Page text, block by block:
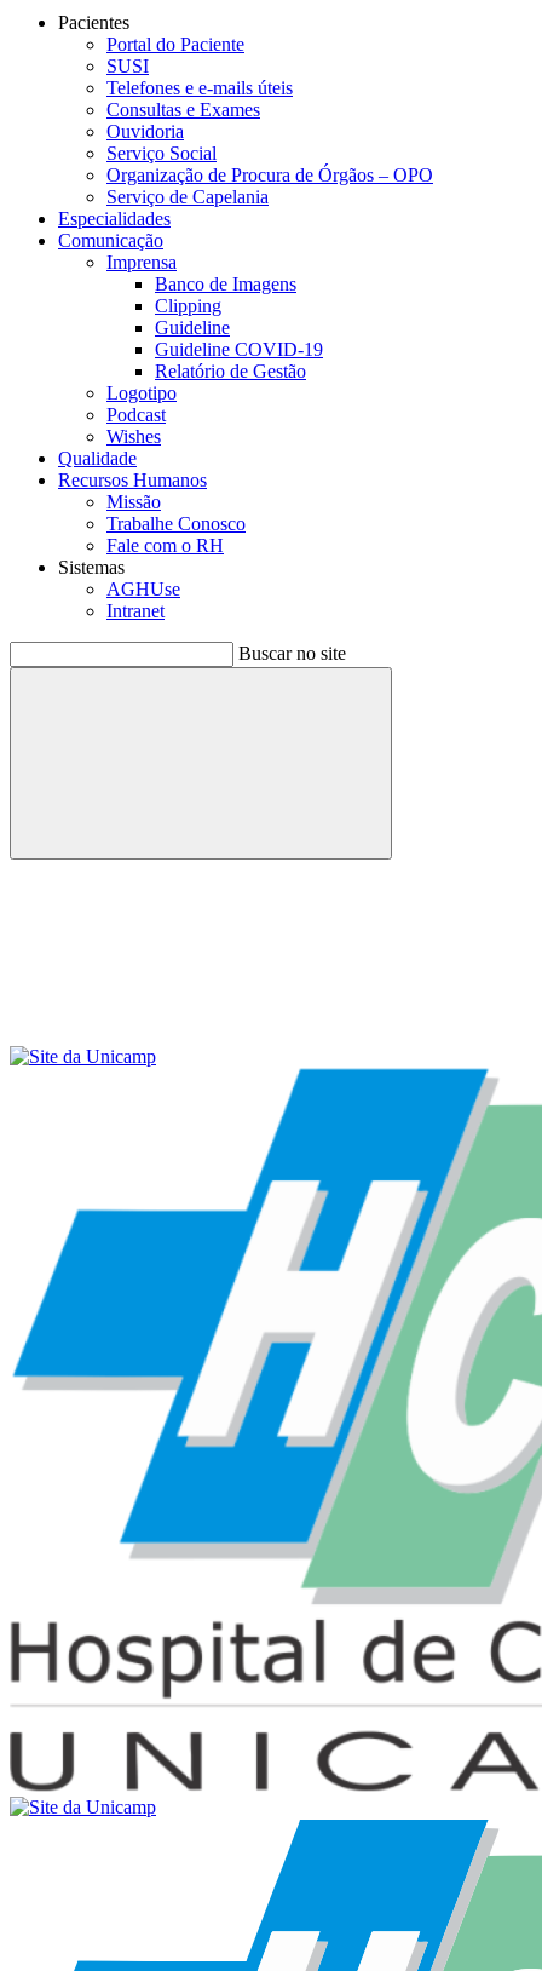
Pacientes
Portal do Paciente
SUSI
Telefones e e-mails úteis
Consultas e Exames
Ouvidoria
Serviço Social
Organização de Procura de Órgãos – OPO
Serviço de Capelania
Especialidades
Comunicação
Imprensa
Banco de Imagens
Clipping
Guideline
Guideline COVID-19
Relatório de Gestão
Logotipo
Podcast
Wishes
Qualidade
Recursos Humanos
Missão
Trabalhe Conosco
Fale com o RH
Sistemas
AGHUse
Intranet
Buscar no site
Buscar